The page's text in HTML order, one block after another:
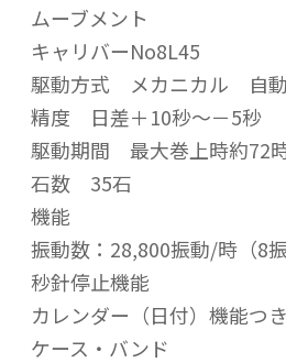
ムーブメント
キャリバーNo8L45
駆動方式 メカニカル 自動
精度 日差＋10秒～－5秒
駆動期間 最大巻上時約72
石数 35石
機能
振動数：28,800振動/時（8振
秒針停止機能
カレンダー（日付）機能つき
ケース・バンド